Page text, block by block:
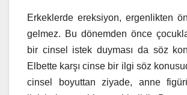
Erkeklerde ereksiyon, ergenlikten
gelmez. Bu dönemden önce
bir cinsel istek duyması da söz
Elbette karşı cinse bir ilgi söz
cinsel boyuttan ziyade, anne